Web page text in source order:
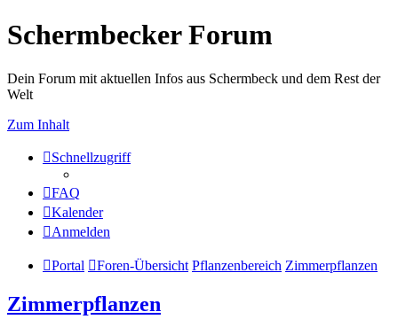
Schermbecker Forum
Dein Forum mit aktuellen Infos aus Schermbeck und dem Rest der
Welt
Zum Inhalt
Schnellzugriff
FAQ
Kalender
Anmelden
Portal Foren-Übersicht Pflanzenbereich Zimmerpflanzen
Zimmerpflanzen